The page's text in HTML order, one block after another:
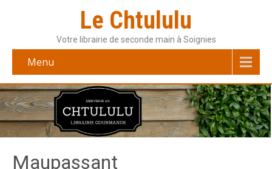
Le Chtululu
Votre librairie de seconde main à Soignies
Menu
Maupassant